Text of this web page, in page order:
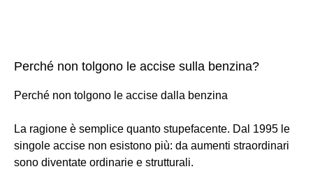
Perché non tolgono le accise sulla benzina?
Perché non tolgono le accise dalla benzina
La ragione è semplice quanto stupefacente. Dal 1995 le
singole accise non esistono più: da aumenti straordinari
sono diventate ordinarie e strutturali.